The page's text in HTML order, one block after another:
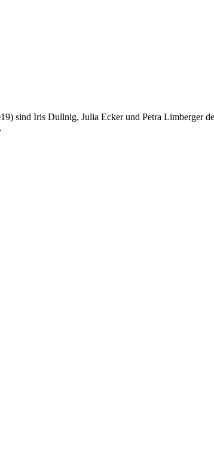
sind Iris Dullnig, Julia Ecker und Petra Limberger